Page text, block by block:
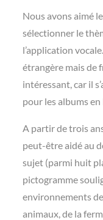
Nous avons aimé
sélectionner le
l’application
étrangère mais de
intéressant, car il
pour les albums
A partir de trois
peut-être aidé au
sujet (parmi huit
pictogramme
environnements
animaux, de la